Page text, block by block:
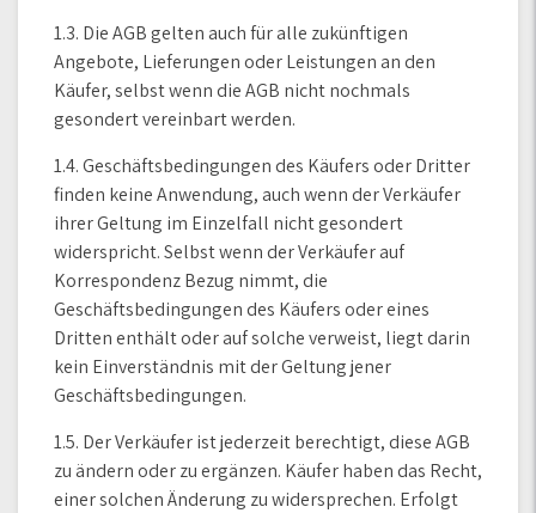
1.3. Die AGB gelten auch für alle zukünftigen
Angebote, Lieferungen oder Leistungen an den
Käufer, selbst wenn die AGB nicht nochmals
gesondert vereinbart werden.
1.4. Geschäftsbedingungen des Käufers oder Dritter
finden keine Anwendung, auch wenn der Verkäufer
ihrer Geltung im Einzelfall nicht gesondert
widerspricht. Selbst wenn der Verkäufer auf
Korrespondenz Bezug nimmt, die
Geschäftsbedingungen des Käufers oder eines
Dritten enthält oder auf solche verweist, liegt darin
kein Einverständnis mit der Geltung jener
Geschäftsbedingungen.
1.5. Der Verkäufer ist jederzeit berechtigt, diese AGB
zu ändern oder zu ergänzen. Käufer haben das Recht,
einer solchen Änderung zu widersprechen. Erfolgt